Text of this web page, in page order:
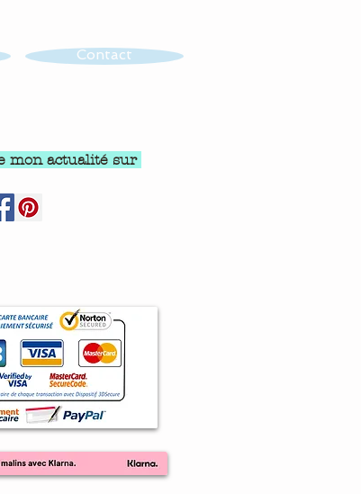
Contact
mon actualité sur